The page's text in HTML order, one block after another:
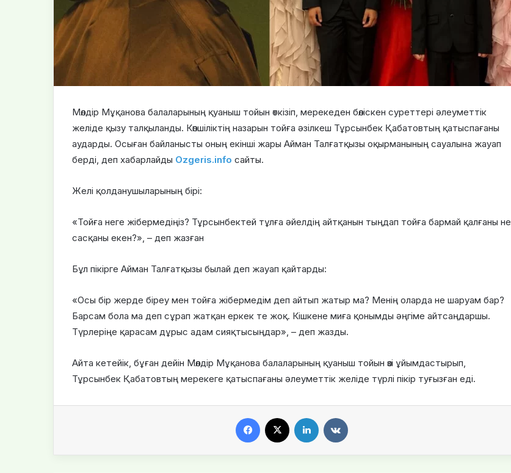
Мөлдір Мұқанова балаларының қуаныш тойын өткізіп, мерекеден бөліскен суреттері әлеуметтік
желіде қызу талқыланды. Көпшіліктің назарын тойға әзілкеш Тұрсынбек Қабатовтың қатыспағаны
аударды. Осыған байланысты оның екінші жары Айман Талғатқызы оқырманының сауалына жауап
берді, деп хабарлайды Оzgeris.info сайты.
Желі қолданушыларының бірі:
«Тойға неге жібермедіңіз? Тұрсынбектей тұлға әйелдің айтқанын тыңдап тойға бармай қалғаны не
сасқаны екен?», – деп жазған
Бұл пікірге Айман Талғатқызы былай деп жауап қайтарды:
«Осы бір жерде біреу мен тойға жібермедім деп айтып жатыр ма? Менің оларда не шаруам бар?
Барсам бола ма деп сұрап жатқан еркек те жоқ. Кішкене миға қонымды әңгіме айтсаңдаршы.
Түрлеріңе қарасам дұрыс адам сияқтысыңдар», – деп жазды.
Айта кетейік, бұған дейін Мөлдір Мұқанова балаларының қуаныш тойын өзі ұйымдастырып,
Тұрсынбек Қабатовтың мерекеге қатыспағаны әлеуметтік желіде түрлі пікір туғызған еді.